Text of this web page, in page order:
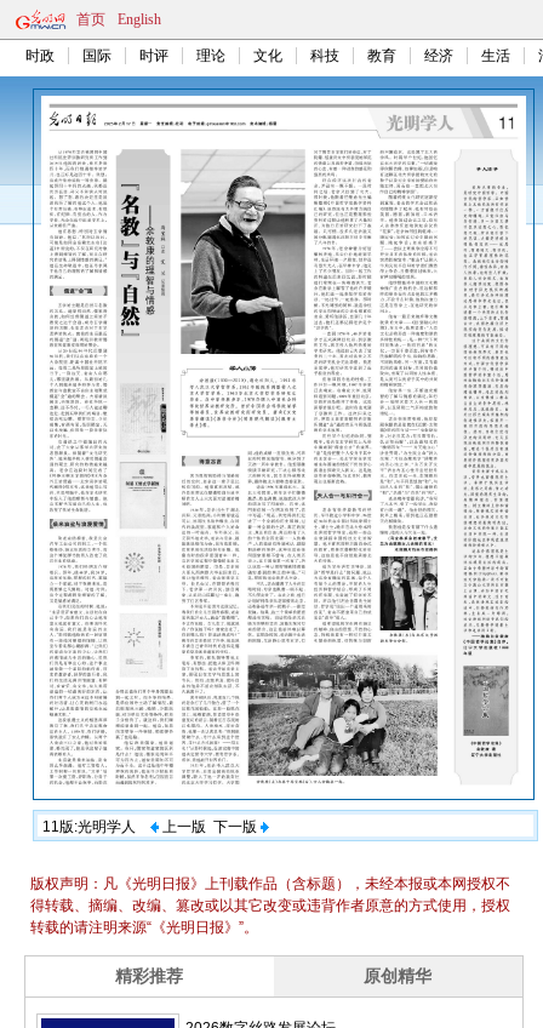
首页 English
时政 国际 时评 理论 文化 科技 教育 经济 生活
11版:光明学人 上一版 下一版